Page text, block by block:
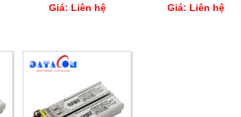
Fiber LC DDM
Giá: Liên hệ Giá: Liên hệ